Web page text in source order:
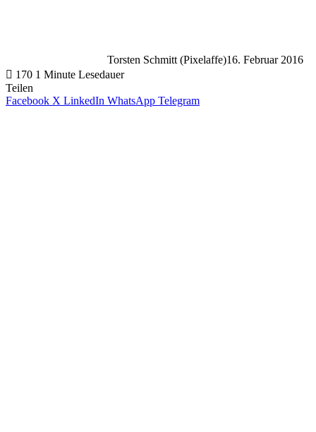
Torsten Schmitt (Pixelaffe)16. Februar 2016
170 1 Minute Lesedauer
Teilen
Facebook X LinkedIn WhatsApp Telegram